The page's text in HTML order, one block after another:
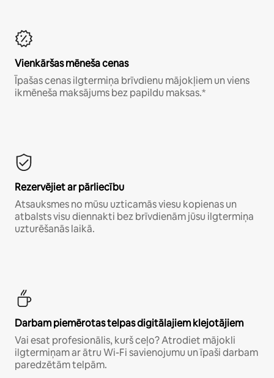
Vienkāršas mēneša cenas
Īpašas cenas ilgtermiņa brīvdienu mājokļiem un viens
ikmēneša maksājums bez papildu maksas.*
Rezervējiet ar pārliecību
Atsauksmes no mūsu uzticamās viesu kopienas un
atbalsts visu diennakti bez brīvdienām jūsu ilgtermiņa
uzturēšanās laikā.
Darbam piemērotas telpas digitālajiem klejotājiem
Vai esat profesionālis, kurš ceļo? Atrodiet mājokli
ilgtermiņam ar ātru Wi-Fi savienojumu un īpaši darbam
paredzētām telpām.